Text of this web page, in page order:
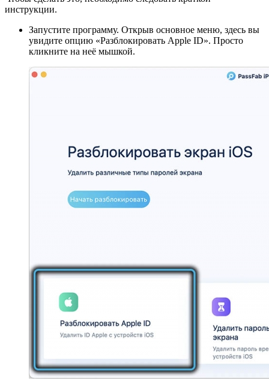
инструкции.
Запустите программу. Открыв основное меню, здесь вы
увидите опцию «Разблокировать Apple ID». Просто
кликните на неё мышкой.